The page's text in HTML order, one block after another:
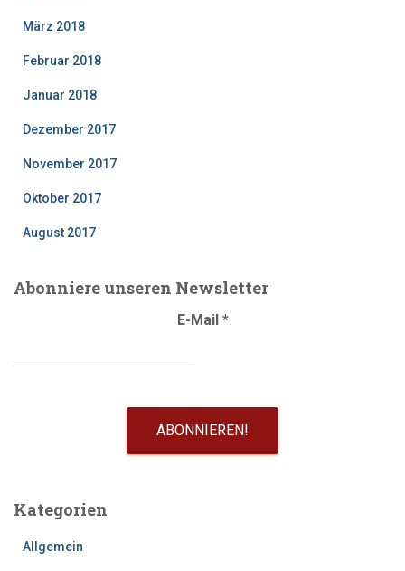
März 2018
Februar 2018
Januar 2018
Dezember 2017
November 2017
Oktober 2017
August 2017
Abonniere unseren Newsletter
E-Mail *
Kategorien
Allgemein